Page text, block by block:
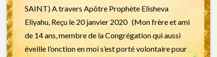
SAINT) A travers Apôtre Prophète Elisheva
Eliyahu, Reçu le 20 janvier 2020 (Mon frère et ami
de 14 ans, membre de la Congrégation qui aussi
éveille l’onction en moi s’est porté volontaire pour